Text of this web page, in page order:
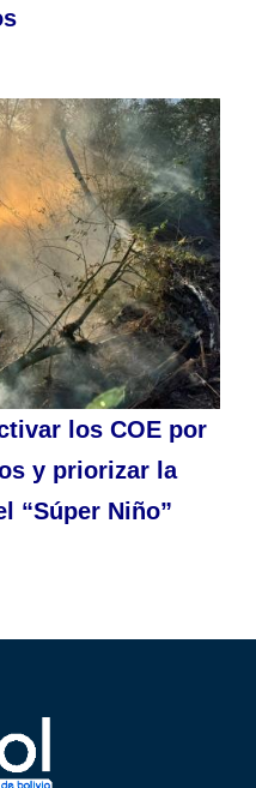
los COE por
y priorizar la
“Súper Niño”